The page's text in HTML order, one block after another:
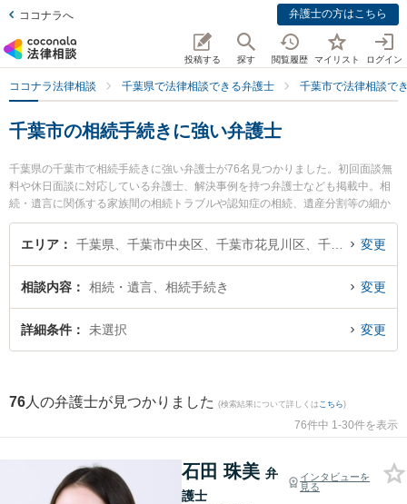
ココナラへ 弁護士の方はこちら
投稿する 探す 閲覧履歴 マイリスト ログイン
ココナラ法律相談 千葉県で法律相談できる弁護士 千葉市で法律相談で
千葉市の相続手続きに強い弁護士
千葉県の千葉市で相続手続きに強い弁護士が76名見つかりました。初回面談無
料や休日面談に対応している弁護士、解決事例を持つ弁護士なども掲載中。相
続・遺言に関係する家族間の相続トラブルや認知症の相続、遺産分割等の細か
な分野での絞り込み検索もでき便利です。特にSfil法律事務所の石田 珠美弁護士
や弁護士法人ALG＆Associates 千葉法律事務所の大木 昌志弁護士、竹中法律事
護士に相談したい』『相続手続きのトラブル解決の実績豊富な近くの弁護士を
検索したい』『初回相談無料で相続手続きを法律相談できる千葉市内の弁護士
に相談予約したい』などでお困りの相談者さんにおすすめです。
エリア 変更
相談内容 相続・遺言、相続手続き 変更
詳細条件 未選択 変更
76 人の弁護士が見つかりました (検索結果について詳しくは こちら)
76件中 1-30件を表示
石田 珠美 弁
護士
インタビューを
見る